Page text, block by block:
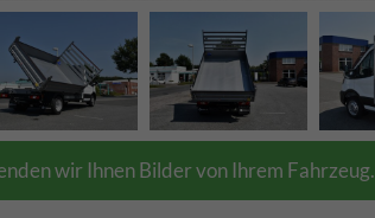
wir Ihnen Bilder von Ihrem Fahrzeug.